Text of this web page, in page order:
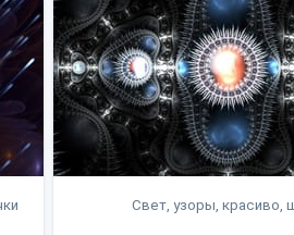
Свет, узоры, красиво,